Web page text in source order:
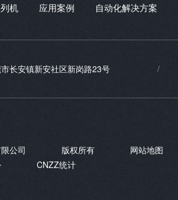
机 应用案例 自动化解决方案
长安镇新安社区新岗路23号
公司 版权所有 网站地图
CNZZ统计